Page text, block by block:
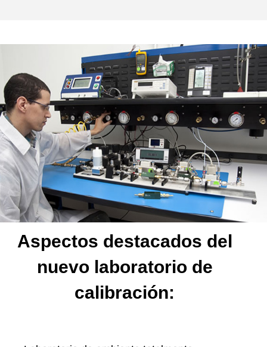
Aspectos destacados del
nuevo laboratorio de
calibración: